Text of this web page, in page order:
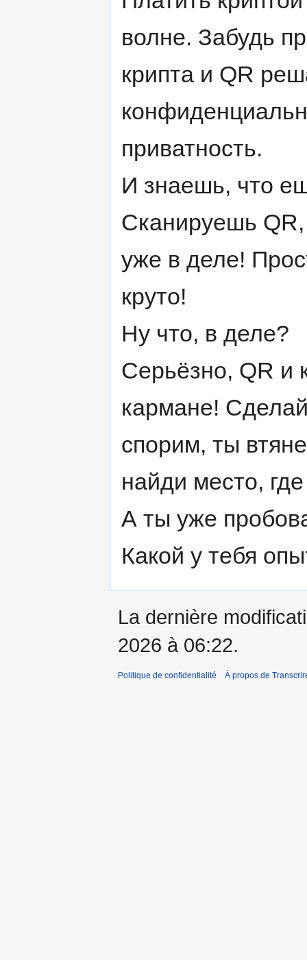
волне. Забудь
крипта и QR
приватность.
И знаешь, что
Сканируешь
уже в деле!
круто!
Ну что, в деле?
Серьёзно, QR и
кармане!
спорим, ты
найди место,
А ты уже
Какой у тебя
La dernière
2026 à 06:22.
Politique de confidentialité À propos de